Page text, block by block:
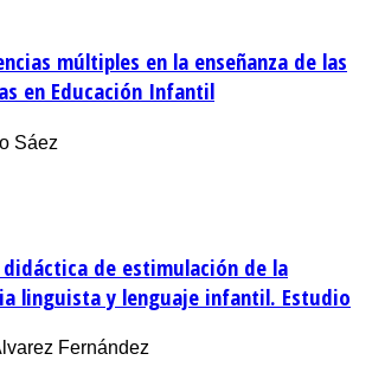
múltiples en la enseñanza de las
en Educación Infantil
Sáez
de estimulación de la
linguista y lenguaje infantil. Estudio
Fernández